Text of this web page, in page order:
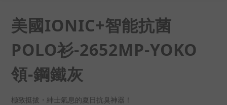
美國IONIC+智能抗菌
POLO衫-2652MP-YOKO
領-鋼鐵灰
極致挺拔・紳士氣息的夏日抗臭神器！